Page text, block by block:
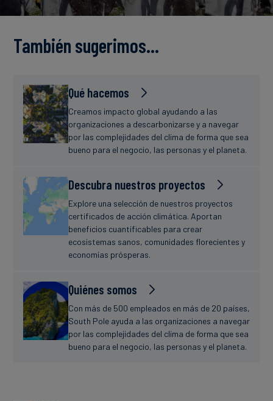
Finanzas
estudio
Noticias
También sugerimos…
Qué hacemos
Creamos impacto global ayudando a las
organizaciones a descarbonizarse y a navegar
por las complejidades del clima de forma que sea
bueno para el negocio, las personas y el planeta.
Descubra nuestros proyectos
Explore una selección de nuestros proyectos
certificados de acción climática. Aportan
beneficios cuantificables para crear
ecosistemas sanos, comunidades florecientes y
economías prósperas.
Quiénes somos
Con más de 500 empleados en más de 20 países,
South Pole ayuda a las organizaciones a navegar
por las complejidades del clima de forma que sea
bueno para el negocio, las personas y el planeta.